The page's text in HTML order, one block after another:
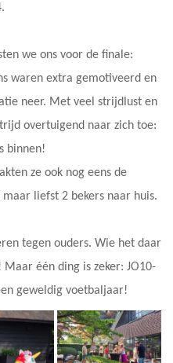
we ons voor de finale:
waren extra gemotiveerd en
neer. Met veel strijdlust en
overtuigend naar zich toe:
binnen!
ze ook nog eens de
liefst 2 bekers naar huis.
tegen ouders. Wie het daar
één ding is zeker: JO10-
geweldig voetbaljaar!